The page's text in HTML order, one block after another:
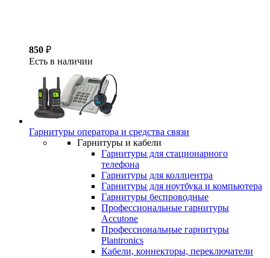
850 ₽
Есть в наличии
Гарнитуры оператора и средства связи
Гарнитуры и кабели
Гарнитуры для стационарного
телефона
Гарнитуры для коллцентра
Гарнитуры для ноутбука и компьютера
Гарнитуры беспроводные
Профессиональные гарнитуры
Accutone
Профессиональные гарнитуры
Plantronics
Кабели, коннекторы, переключатели